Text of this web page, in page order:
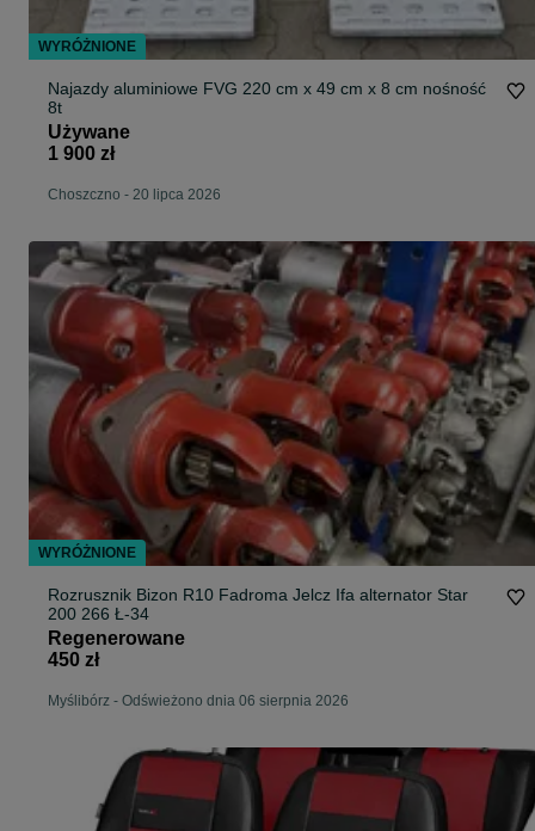
Najazdy aluminiowe FVG 220 cm x 49 cm x 8 cm nośność
8t
Używane
1 900 zł
Choszczno - 20 lipca 2026
Rozrusznik Bizon R10 Fadroma Jelcz Ifa alternator Star
200 266 Ł-34
Regenerowane
450 zł
Myślibórz - Odświeżono dnia 06 sierpnia 2026
WYRÓŻNIONE
WYRÓŻNIONE